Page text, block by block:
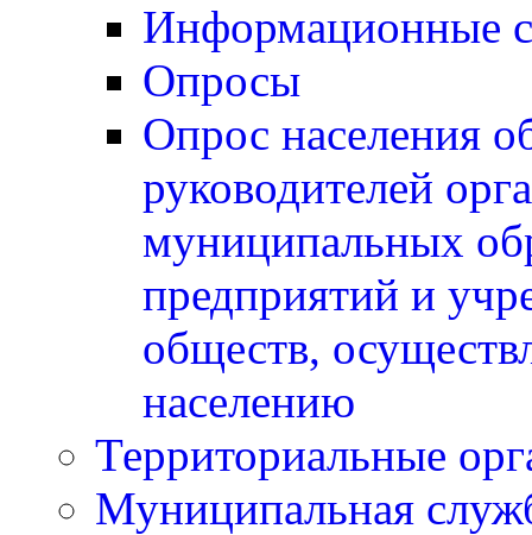
Информационные
Опросы
Опрос населения
руководителей
муниципальных
предприятий и
обществ,
населению
Территориальные
Муниципальная